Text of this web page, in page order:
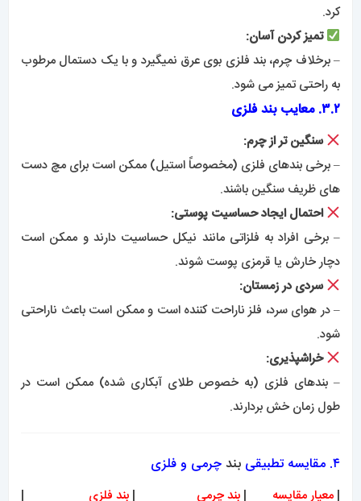
کرد.
تمیز کردن آسان:
– برخلاف چرم، بند فلزی بوی عرق نمیگیرد و با یک دستمال مرطوب
به راحتی تمیز می شود.
۳.۲. معایب بند فلزی
سنگین تر از چرم:
– برخی بندهای فلزی (مخصوصاً استیل) ممکن است برای مچ دست
های ظریف سنگین باشند.
احتمال ایجاد حساسیت پوستی:
– برخی افراد به فلزاتی مانند نیکل حساسیت دارند و ممکن است
دچار خارش یا قرمزی پوست شوند.
سردی در زمستان:
– در هوای سرد، فلز ناراحت کننده است و ممکن است باعث ناراحتی
شود.
خراشپذیری:
– بندهای فلزی (به خصوص طلای آبکاری شده) ممکن است در
طول زمان خش بردارند.
۴. مقایسه تطبیقی بندچرمی و فلزی
| معیار مقایسه | بند چرمی | بند فلزی |